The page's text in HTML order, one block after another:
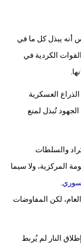
إسلامية
أبراج
أنه يبذل كل ما في
الكردية في
العسكرية
تُبذل لمنع
والسلطات
المركزية، ولا سيما
.
لكن المفاوضات
النار لم يُربط